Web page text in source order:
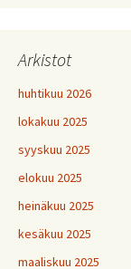
Arkistot
huhtikuu 2026
lokakuu 2025
syyskuu 2025
elokuu 2025
heinäkuu 2025
kesäkuu 2025
maaliskuu 2025